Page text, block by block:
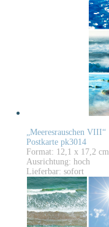
„Meeresrauschen VIII“
Postkarte pk3014
Format: 12,1 x 17,2 cm
Ausrichtung: hoch
Lieferbar: sofort